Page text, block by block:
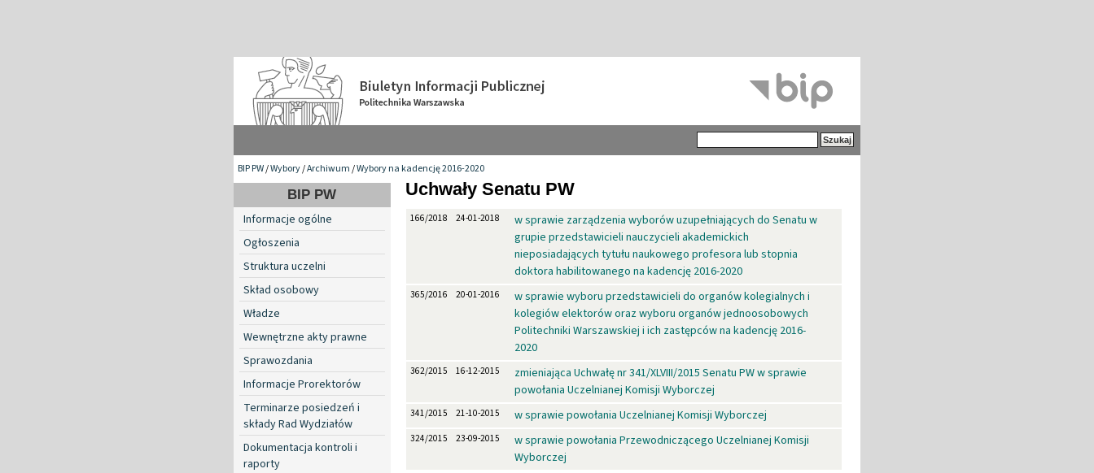
BIP PW/Wybory/Archiwum/Wybory na kadencję 2016-2020
BIP PW
Informacje ogólne
Ogłoszenia
Struktura uczelni
Skład osobowy
Władze
Wewnętrzne akty prawne
Sprawozdania
Informacje Prorektorów
Terminarze posiedzeń i
składy Rad Wydziałów
Dokumentacja kontroli i
raporty
Uchwały Senatu PW
166/2018 24-01-2018
w sprawie zarządzenia wyborów uzupełniających do Senatu w
grupie przedstawicieli nauczycieli akademickich
nieposiadających tytułu naukowego profesora lub stopnia
doktora habilitowanego na kadencję 2016-2020
365/2016 20-01-2016
w sprawie wyboru przedstawicieli do organów kolegialnych i
kolegiów elektorów oraz wyboru organów jednoosobowych
Politechniki Warszawskiej i ich zastępców na kadencję 2016-
2020
362/2015 16-12-2015
zmieniająca Uchwałę nr 341/XLVIII/2015 Senatu PW w sprawie
powołania Uczelnianej Komisji Wyborczej
341/2015 21-10-2015 w sprawie powołania Uczelnianej Komisji Wyborczej
324/2015 23-09-2015
w sprawie powołania Przewodniczącego Uczelnianej Komisji
Wyborczej